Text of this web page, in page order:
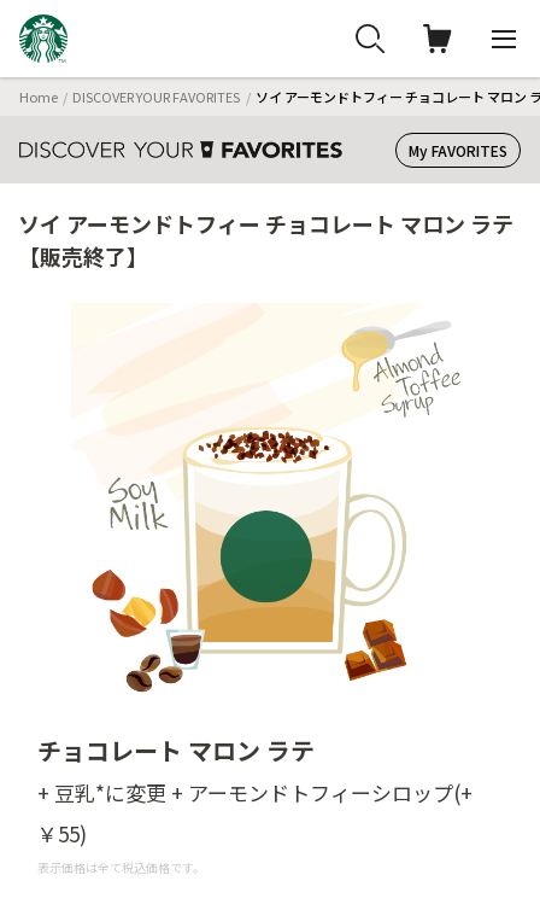
Home DISCOVER YOUR FAVORITES ソイ アーモンドトフィー チョコレート マロン
My FAVORITES
ソイ アーモンドトフィー チョコレート マロン ラテ
【販売終了】
チョコレート マロン ラテ
+ 豆乳*に変更 + アーモンドトフィーシロップ(+
￥55)
表示価格は全て税込価格です。